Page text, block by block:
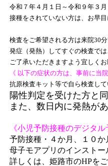
令和７年４月１日～令和９年３
接種をされていない方は、お早目
検査をご希望される方は来院30
発症（発熱）してすぐの検査で
ご了承いただきますよう宜しくお
《 以下の症状の方は、事前に当
抗原検査キット等で自ら検査し
陽性判定を受けた方と
また、数日内に発熱が
《小児予防接種のデジタ
予防接種・４か月、１０か
母子モアプリのインストー
詳しくは、姫路市のHPをご